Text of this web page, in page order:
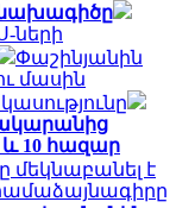
նախագիծը
ների
Փաշինյանին
մասին
և 10 հազար
է